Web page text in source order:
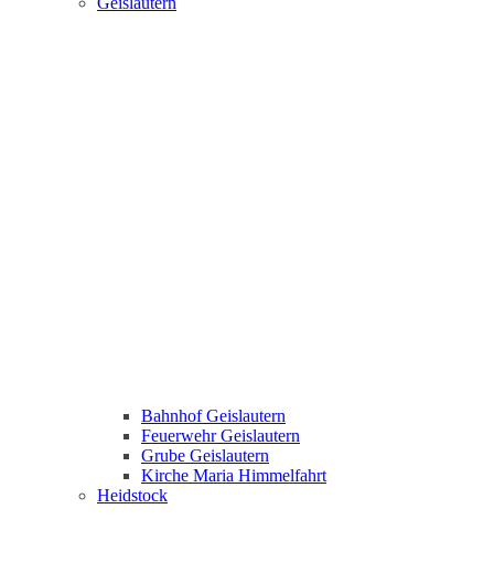
Bahnhof Geislautern
Feuerwehr Geislautern
Grube Geislautern
Kirche Maria Himmelfahrt
Heidstock